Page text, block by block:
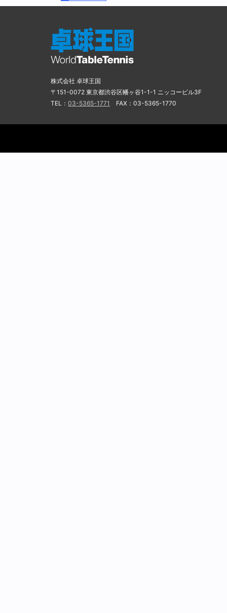
株式会社 卓球王国
〒151-0072 東京都渋谷区幡ヶ谷1-1-1 ニッコービル3F
TEL： 03-5365-1771 FAX：03-5365-1770